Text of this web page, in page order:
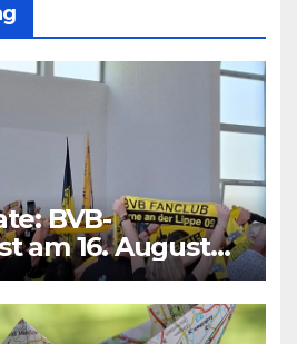
BVB-
am 16. August